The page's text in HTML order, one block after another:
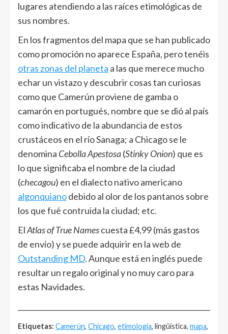
lugares atendiendo a las raíces etimológicas de
sus nombres.
En los fragmentos del mapa que se han publicado
como promoción no aparece España, pero tenéis
otras zonas del planeta a las que merece mucho
echar un vistazo y descubrir cosas tan curiosas
como que Camerún proviene de gamba o
camarón en portugués, nombre que se dió al país
como indicativo de la abundancia de estos
crustáceos en el río Sanaga; a Chicago se le
denomina Cebolla Apestosa(Stinky Onion) que es
lo que significaba el nombre de la ciudad
(checagou) en el dialecto nativo americano
algonquianodebido al olor de los pantanos sobre
los que fué contruida la ciudad; etc.
ElAtlas of True Namescuesta £4,99 (más gastos
de envío) y se puede adquirir en la web de
Outstanding MD. Aunque está en inglés puede
resultar un regalo original y no muy caro para
estas Navidades.
Etiquetas: Camerún, Chicago, etimología, lingüística, mapa,